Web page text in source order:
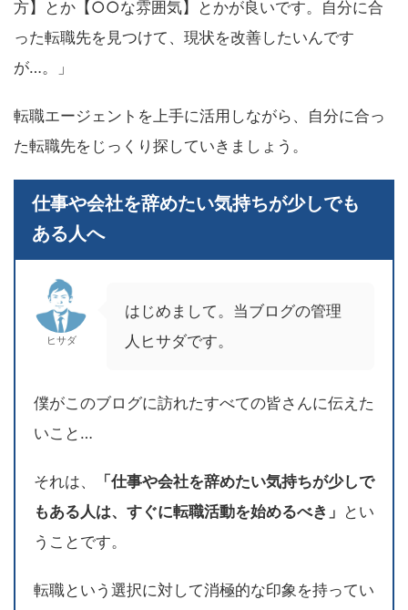
方】とか【○○な雰囲気】とかが良いです。自分に合
った転職先を見つけて、現状を改善したいんです
が…。」
転職エージェントを上手に活用しながら、自分に合っ
た転職先をじっくり探していきましょう。
仕事や会社を辞めたい気持ちが少しでも
ある人へ
ヒサダ
はじめまして。当ブログの管理
人ヒサダです。
僕がこのブログに訪れたすべての皆さんに伝えた
いこと…
それは、
「仕事や会社を辞めたい気持ちが少しで
もある人は、すぐに転職活動を始めるべき」 とい
うことです。
転職という選択に対して消極的な印象を持ってい